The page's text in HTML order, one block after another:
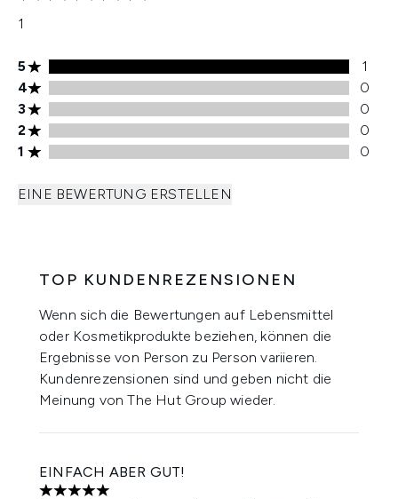
1
5 stars rating 1 reviews
5
1
4 stars rating 0 reviews
4
0
3 stars rating 0 reviews
3
0
2 stars rating 0 reviews
2
0
1 stars rating 0 reviews
1 0
EINE BEWERTUNG ERSTELLEN
TOP KUNDENREZENSIONEN
Wenn sich die Bewertungen auf Lebensmittel
oder Kosmetikprodukte beziehen, können die
Ergebnisse von Person zu Person variieren.
Kundenrezensionen sind und geben nicht die
Meinung von The Hut Group wieder.
EINFACH ABER GUT!